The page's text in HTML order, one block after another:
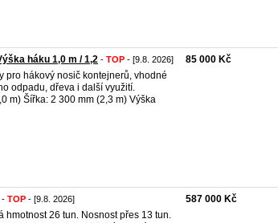
háku 1,0 m / 1,2 - TOP - [9.8. 2026]
pro hákový nosič kontejnerů, vhodné
odpadu, dřeva i další využití.
m) Šířka: 2 300 mm (2,3 m) Výška
85 000 Kč
- TOP - [9.8. 2026]
hmotnost 26 tun. Nosnost přes 13 tun.
587 000 Kč